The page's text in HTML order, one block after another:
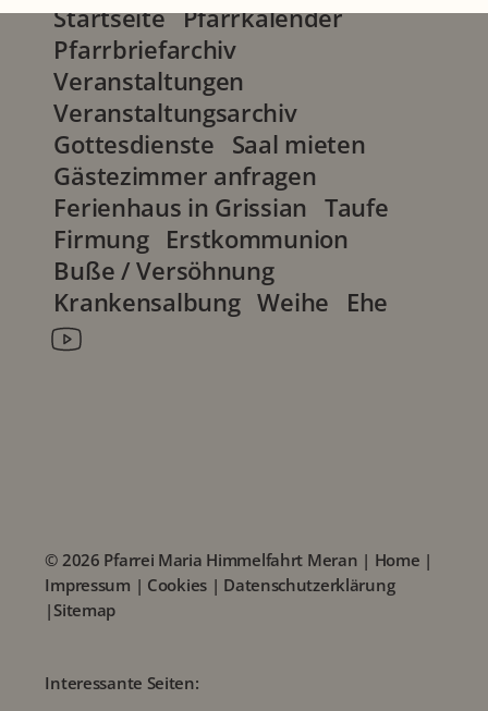
Startseite Pfarrkalender
Pfarrbriefarchiv
Veranstaltungen
Veranstaltungsarchiv
Gottesdienste
Saal mieten
Gästezimmer anfragen
Ferienhaus in Grissian Taufe
Firmung
Erstkommunion
Buße / Versöhnung
Krankensalbung Weihe Ehe
© 2026 Pfarrei Maria Himmelfahrt Meran | Home |
Impressum | Cookies| Datenschutzerklärung
|Sitemap
Interessante Seiten: